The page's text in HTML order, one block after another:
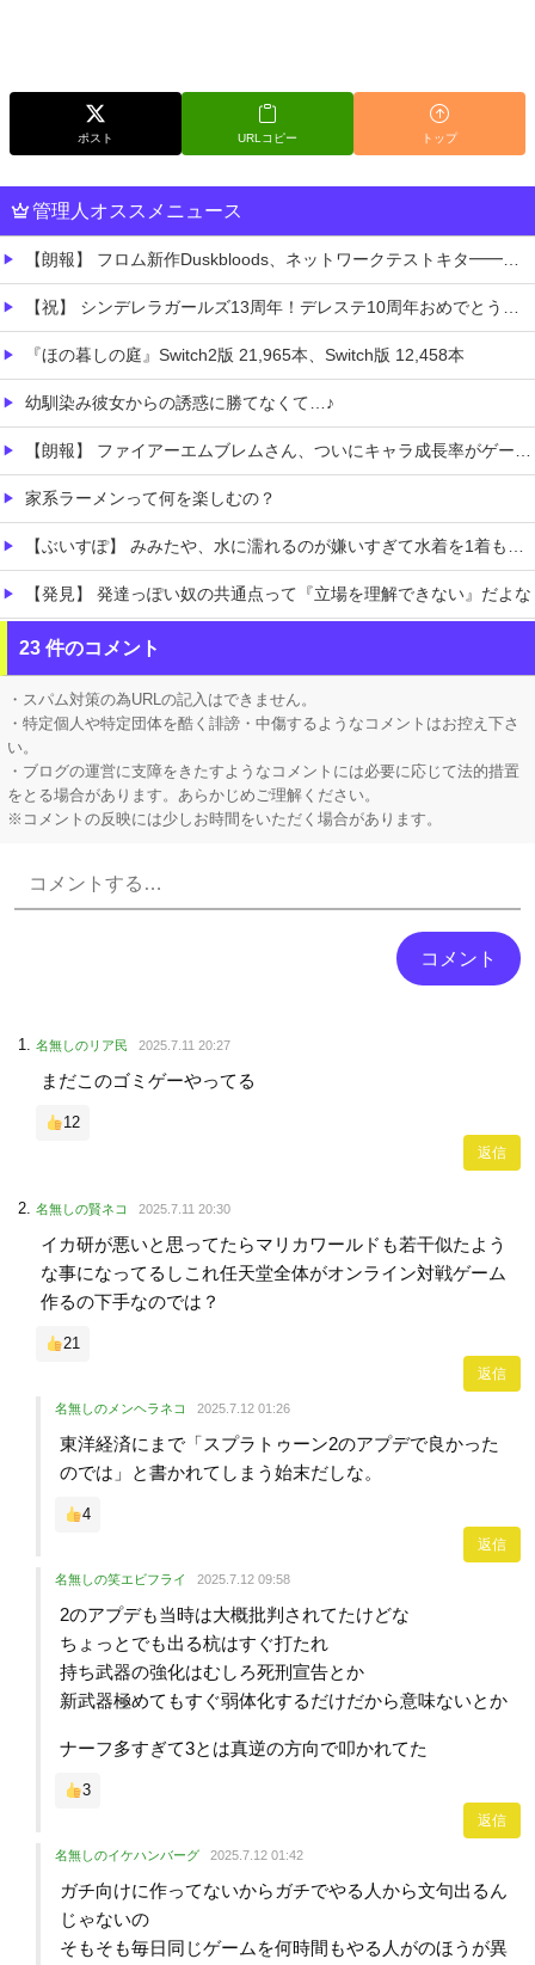
ポスト URLコピー トップ
管理人オススメニュース
【朗報】 フロム新作Duskbloods、ネットワークテストキタ━━━━(゜∀゜)━━━━!!
【祝】 シンデレラガールズ13周年！デレステ10周年おめでとう！ガチャ更新SSR八神マキノ・イベントSRイヴ、SR望月聖！
『ほの暮しの庭』Switch2版 21,965本、Switch版 12,458本
幼馴染み彼女からの誘惑に勝てなくて…♪
【朗報】 ファイアーエムブレムさん、ついにキャラ成長率がゲーム内で見れるようになる
家系ラーメンって何を楽しむの？
【ぶいすぽ】 みみたや、水に濡れるのが嫌いすぎて水着を1着も持っていない→スク水を着せられそうになるｗ
【発見】 発達っぽい奴の共通点って『立場を理解できない』だよな
【にじさんじ】 時間経過でどんどん沈んでいくVTuber
【AI】 AI使い自然界にないウイルスを作製 米スタンフォード大学が成果発表
23 件のコメント
・スパム対策の為URLの記入はできません。
・特定個人や特定団体を酷く誹謗・中傷するようなコメントはお控え下さ
い。
・ブログの運営に支障をきたすようなコメントには必要に応じて法的措置
をとる場合があります。あらかじめご理解ください。
※コメントの反映には少しお時間をいただく場合があります。
名無しのリア民 2025.7.11 20:27
まだこのゴミゲーやってる
12
返信
名無しの賢ネコ 2025.7.11 20:30
イカ研が悪いと思ってたらマリカワールドも若干似たよう
な事になってるしこれ任天堂全体がオンライン対戦ゲーム
作るの下手なのでは？
21
返信
名無しのメンヘラネコ 2025.7.12 01:26
東洋経済にまで「スプラトゥーン2のアプデで良かった
のでは」と書かれてしまう始末だしな。
4
返信
名無しの笑エビフライ 2025.7.12 09:58
2のアプデも当時は大概批判されてたけどな
ちょっとでも出る杭はすぐ打たれ
持ち武器の強化はむしろ死刑宣告とか
新武器極めてもすぐ弱体化するだけだから意味ないとか
ナーフ多すぎて3とは真逆の方向で叩かれてた
3
返信
名無しのイケハンバーグ 2025.7.12 01:42
ガチ向けに作ってないからガチでやる人から文句出るん
じゃないの
そもそも毎日同じゲームを何時間もやる人がのほうが異